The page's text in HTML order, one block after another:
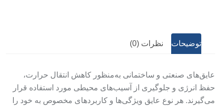
توضیحات نظرات (0)
عایق‌های صنعتی و ساختمانی به‌منظور کاهش انتقال حرارت،
حفظ انرژی و جلوگیری از آسیب‌های محیطی مورد استفاده قرار
می‌گیرند. هر نوع عایق ویژگی‌ها و کاربردهای مخصوص به خود را